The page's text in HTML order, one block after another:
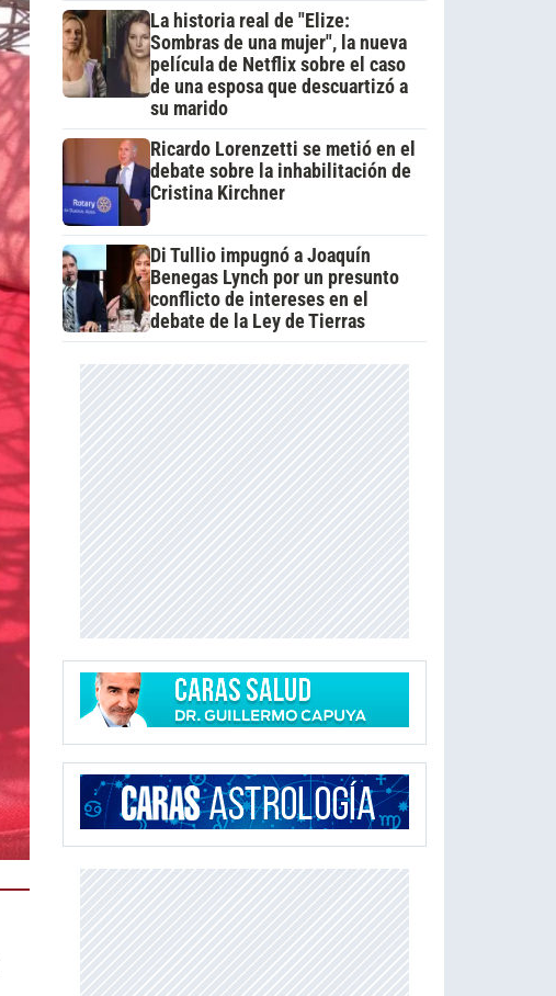
La historia real de "Elize:
Sombras de una mujer", la nueva
película de Netflix sobre el caso
de una esposa que descuartizó a
su marido
Ricardo Lorenzetti se metió en el
debate sobre la inhabilitación de
Cristina Kirchner
Di Tullio impugnó a Joaquín
Benegas Lynch por un presunto
conflicto de intereses en el
debate de la Ley de Tierras